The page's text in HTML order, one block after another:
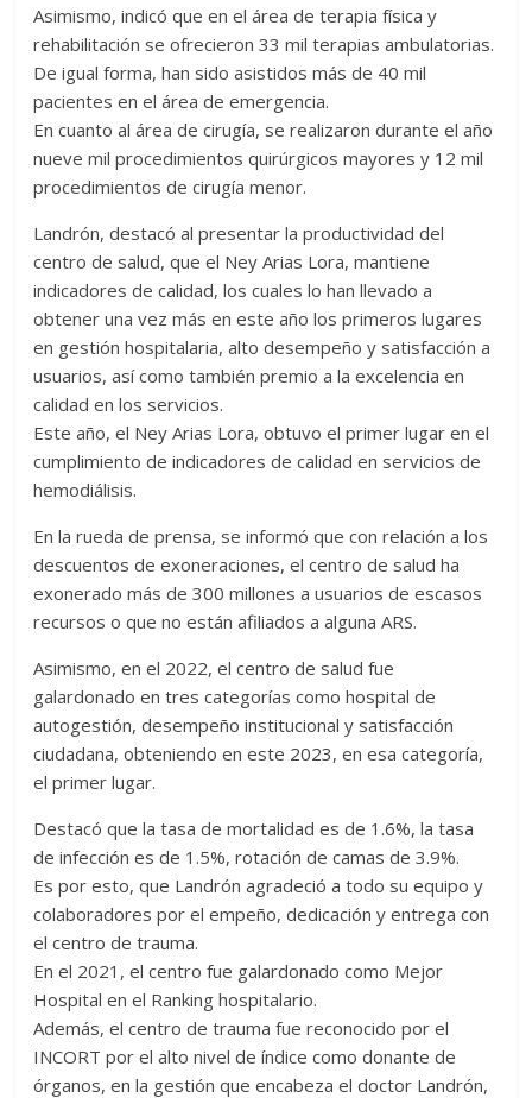
Asimismo, indicó que en el área de terapia física y
rehabilitación se ofrecieron 33 mil terapias ambulatorias.
De igual forma, han sido asistidos más de 40 mil
pacientes en el área de emergencia.
En cuanto al área de cirugía, se realizaron durante el año
nueve mil procedimientos quirúrgicos mayores y 12 mil
procedimientos de cirugía menor.
Landrón, destacó al presentar la productividad del
centro de salud, que el Ney Arias Lora, mantiene
indicadores de calidad, los cuales lo han llevado a
obtener una vez más en este año los primeros lugares
en gestión hospitalaria, alto desempeño y satisfacción a
usuarios, así como también premio a la excelencia en
calidad en los servicios.
Este año, el Ney Arias Lora, obtuvo el primer lugar en el
cumplimiento de indicadores de calidad en servicios de
hemodiálisis.
En la rueda de prensa, se informó que con relación a los
descuentos de exoneraciones, el centro de salud ha
exonerado más de 300 millones a usuarios de escasos
recursos o que no están afiliados a alguna ARS.
Asimismo, en el 2022, el centro de salud fue
galardonado en tres categorías como hospital de
autogestión, desempeño institucional y satisfacción
ciudadana, obteniendo en este 2023, en esa categoría,
el primer lugar.
Destacó que la tasa de mortalidad es de 1.6%, la tasa
de infección es de 1.5%, rotación de camas de 3.9%.
Es por esto, que Landrón agradeció a todo su equipo y
colaboradores por el empeño, dedicación y entrega con
el centro de trauma.
En el 2021, el centro fue galardonado como Mejor
Hospital en el Ranking hospitalario.
Además, el centro de trauma fue reconocido por el
INCORT por el alto nivel de índice como donante de
órganos, en la gestión que encabeza el doctor Landrón,